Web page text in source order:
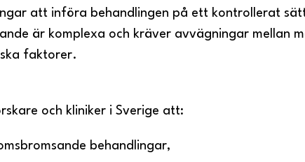
att införa behandlingen på ett kontrollerat
är komplexa och kräver avvägningar mellan
faktorer.
och kliniker i Sverige att:
behandlingar,